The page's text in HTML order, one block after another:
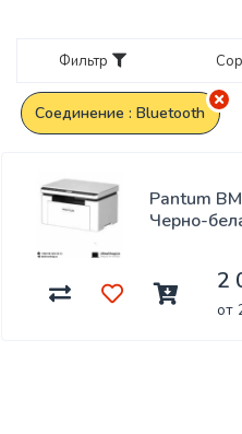
Фильтр
Соединение : Bluetooth
Pantum
Черно-
2
от